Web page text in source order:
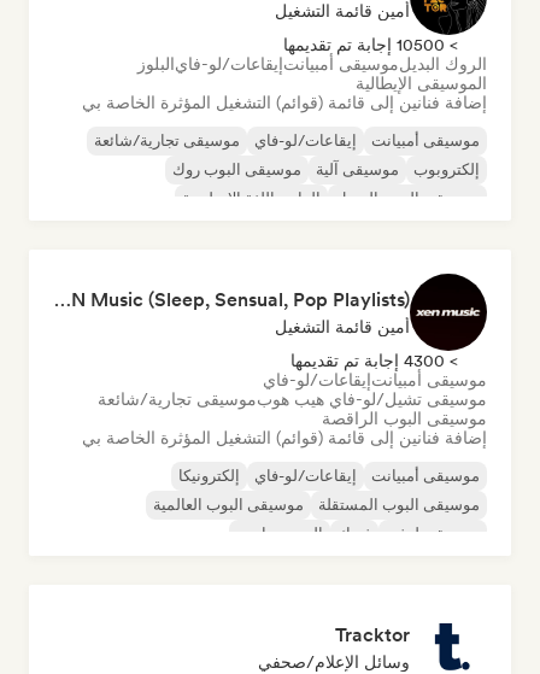
أمين قائمة التشغيل
> 10500 إجابة تم تقديمها
الروك البديلموسيقى أمبيانتإيقاعات/لو-فايالبلوز
الموسيقى الإيطالية
إضافة فنانين إلى قائمة (قوائم) التشغيل المؤثرة الخاصة بي
موسيقى أمبيانت إيقاعات/لو-فاي
موسيقى تجارية/شائعة
إلكتروبوب
موسيقى آلية
موسيقى البوب روك
موسيقى البوب السول
الراب باللغة الإنجليزية
XEN Music (Sleep, Sensual, Pop Playlists)
أمين قائمة التشغيل
> 4300 إجابة تم تقديمها
موسيقى أمبيانتإيقاعات/لو-فاي
موسيقى تشيل/لو-فاي هيب هوبموسيقى تجارية/شائعة
موسيقى البوب الراقصة
إضافة فنانين إلى قائمة (قوائم) التشغيل المؤثرة الخاصة بي
موسيقى أمبيانت إيقاعات/لو-فاي
إلكترونيكا
موسيقى البوب المستقلة
موسيقى البوب العالمية
موسيقى لوفي
فونك السي-ترانس
Tracktor
وسائل الإعلام/صحفي